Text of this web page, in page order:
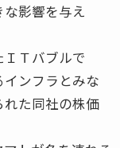
影響を与え
Ｔバブルで
ンフラとみな
れた同社の株価